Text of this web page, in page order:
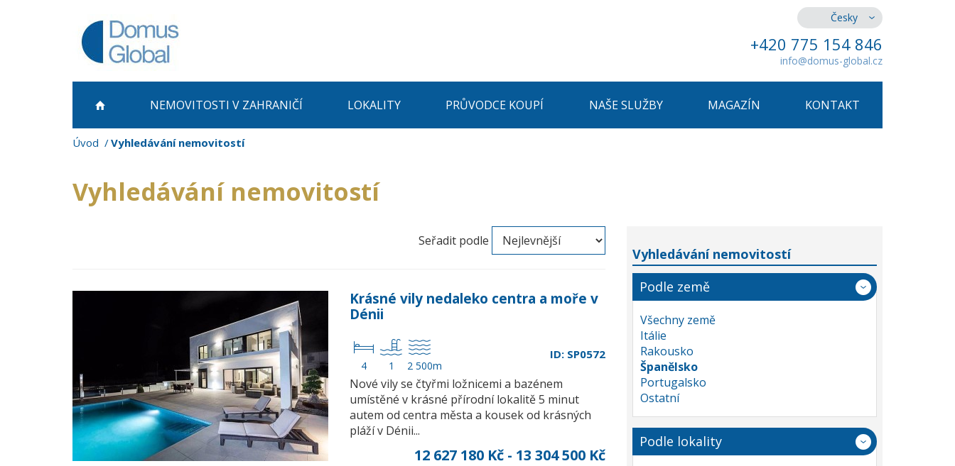
Česky
+420 775 154 846
info@domus-global.cz
NEMOVITOSTI V ZAHRANIČÍ LOKALITY PRŮVODCE KOUPÍ NAŠE SLUŽBY MAGAZÍN KONTAKT
Úvod Vyhledávání nemovitostí
Vyhledávání nemovitostí
Seřadit podle
Krásné vily nedaleko centra a moře v
Dénii
4 1 2 500m
ID: SP0572
Nové vily se čtyřmi ložnicemi a bazénem
umístěné v krásné přírodní lokalitě 5 minut
autem od centra města a kousek od krásných
pláží v Dénii...
12 627 180 Kč - 13 304 500 Kč
Vyhledávání nemovitostí
Podle země
Všechny země
Itálie
Rakousko
Španělsko
Portugalsko
Ostatní
Podle lokality